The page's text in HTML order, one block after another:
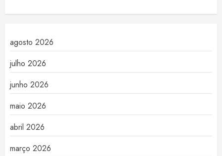
agosto 2026
julho 2026
junho 2026
maio 2026
abril 2026
março 2026